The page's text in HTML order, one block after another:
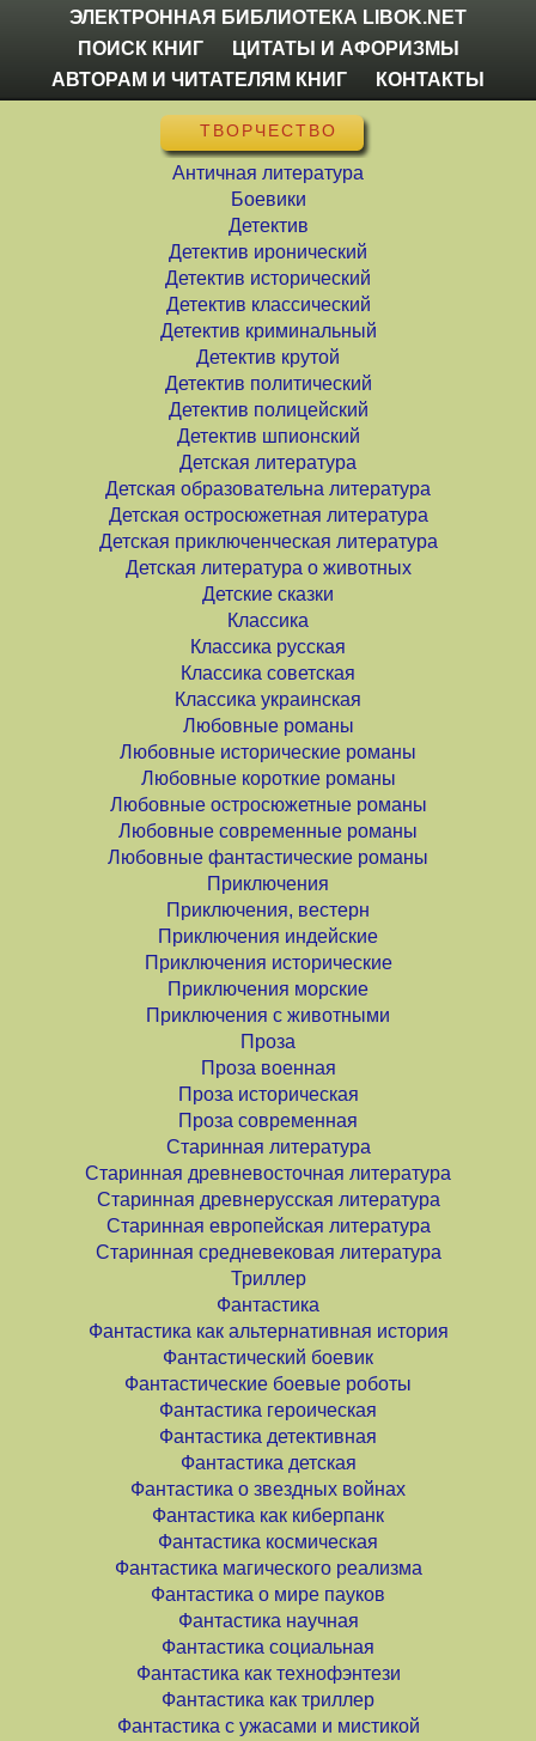
ЭЛЕКТРОННАЯ БИБЛИОТЕКА LIBOK.NET
ПОИСК КНИГ
ЦИТАТЫ И АФОРИЗМЫ
АВТОРАМ И ЧИТАТЕЛЯМ КНИГ
КОНТАКТЫ
ТВОРЧЕСТВО
Античная литература
Боевики
Детектив
Детектив иронический
Детектив исторический
Детектив классический
Детектив криминальный
Детектив крутой
Детектив политический
Детектив полицейский
Детектив шпионский
Детская литература
Детская образовательна литература
Детская остросюжетная литература
Детская приключенческая литература
Детская литература о животных
Детские сказки
Классика
Классика русская
Классика советская
Классика украинская
Любовные романы
Любовные исторические романы
Любовные короткие романы
Любовные остросюжетные романы
Любовные современные романы
Любовные фантастические романы
Приключения
Приключения, вестерн
Приключения индейские
Приключения исторические
Приключения морские
Приключения с животными
Проза
Проза военная
Проза историческая
Проза современная
Старинная литература
Старинная древневосточная литература
Старинная древнерусская литература
Старинная европейская литература
Старинная средневековая литература
Триллер
Фантастика
Фантастика как альтернативная история
Фантастический боевик
Фантастические боевые роботы
Фантастика героическая
Фантастика детективная
Фантастика детская
Фантастика о звездных войнах
Фантастика как киберпанк
Фантастика космическая
Фантастика магического реализма
Фантастика о мире пауков
Фантастика научная
Фантастика социальная
Фантастика как технофэнтези
Фантастика как триллер
Фантастика с ужасами и мистикой